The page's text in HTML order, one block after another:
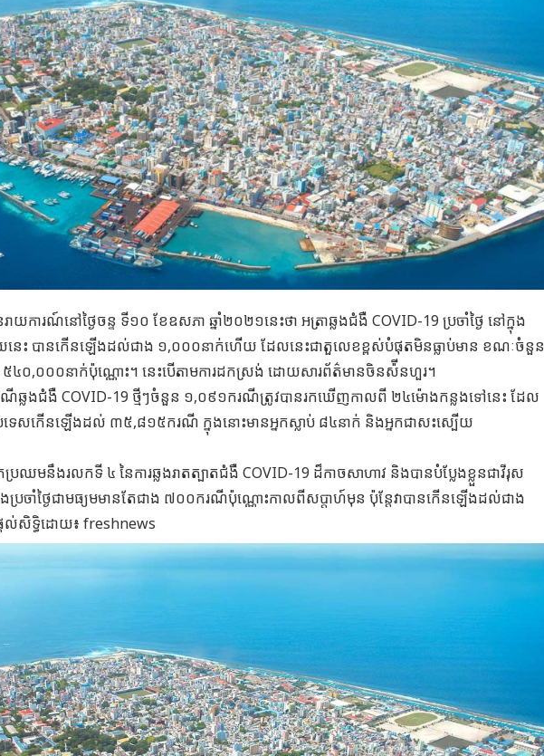
ាយការណ៍នៅថ្ងៃចន្ទ ទី១០ ខែឧសភា ឆ្នាំ២០២១នេះថា អត្រាឆ្លងជំងឺ COVID-19 ប្រចាំថ្ងៃ នៅក្នុង
េះ បានកើនឡើងដល់ជាង ១,០០០នាក់ហើយ ដែលនេះជាតួលេខខ្ពស់បំផុតមិនធ្លាប់មាន ខណៈចំនួន
៥៤០,០០០នាក់ប៉ុណ្ណោះ។ នេះបើតាមការដកស្រង់ ដោយសារព័ត៌មានចិនស៉ីនហួរ។
ណីឆ្លងជំងឺ COVID-19 ថ្មីៗចំនួន ១,០៩១ករណីត្រូវបានរកឃើញកាលពី ២៤ម៉ោងកន្លងទៅនេះ ដែល
េសកើនឡើងដល់ ៣៥,៨១៥ករណី ក្នុងនោះមានអ្នកស្លាប់ ៨៤នាក់ និងអ្នកជាសះស្បើយ
រឈមនឹងរលកទី ៤ នៃការឆ្លងរាតត្បាតជំងឺ COVID-19 ដ៏កាចសាហាវ និងបានបំប្លែងខ្លួនជាវីរុស
ងប្រចាំថ្ងៃជាមធ្យមមានតែជាង ៧០០ករណីប៉ុណ្ណោះកាលពីសប្តាហ៍មុន ប៉ុន្តែវាបានកើនឡើងដល់ជាង
ល់សិទ្ធិដោយ៖ freshnews